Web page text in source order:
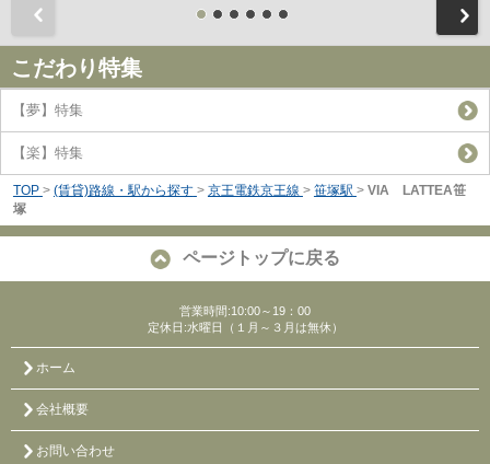
こだわり特集
【夢】特集
【楽】特集
TOP > (賃貸)路線・駅から探す > 京王電鉄京王線 > 笹塚駅 > VIA LATTEA笹
塚
ページトップに戻る
営業時間:10:00～19：00
定休日:水曜日（１月～３月は無休）
ホーム
会社概要
お問い合わせ